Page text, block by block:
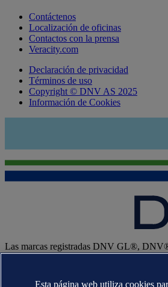
Contáctenos
Localización de oficinas
Contactos con la prensa
Veracity.com
Declaración de privacidad
Términos de uso
Copyright © DNV AS 2025
Información de Cookies
Las marcas registradas DNV GL®,
Norske Veritas® son propiedad de las
Esta página web utiliza cookies